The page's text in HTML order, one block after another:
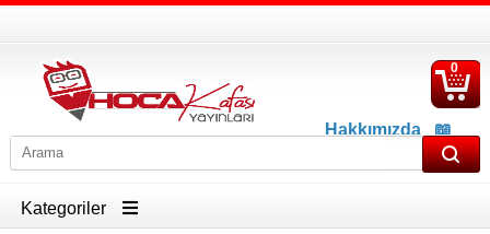
Hakkımızda
📖
İletişim
0
Kategoriler